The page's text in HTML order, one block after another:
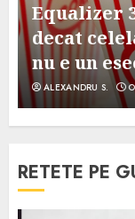
Equalizer
decat
nu e un
ALEXANDRU S.
RETETE PE